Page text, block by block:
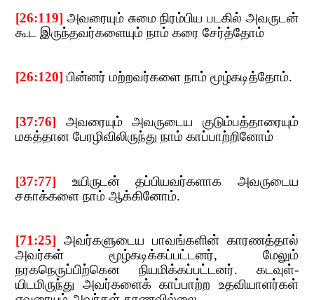
[26:119] ​​அவரையும் சுமை நிரம்பிய படகில் அவருடன்
கூட இருந்தவர்களையும் நாம் கரை சேர்த்தோம்
[26:120]​​பின்னர் மற்றவர்களை நாம் மூழ்கடித்தோம்.
[37:76]
அவரையும் அவருடைய குடும்பத்தாரையும்
மகத்தான பேரழிவிலிருந்து நாம் காப்பாற்றினோம்
[37:77]
உயிருடன் தப்பியவர்களாக அவருடைய
சகாக்களை நாம் ஆக்கினோம்.
[71:25] ​​அவர்களுடைய பாவங்களின் காரணத்தால்
அவர்கள் மூழ்கடிக்கப்பட்டனர்,​​ மேலும்
நரகநெருப்பிற்கென நியமிக்கப்பட்டனர். கடவுள்-
யிடமிருந்து அவர்களைக் காப்பாற்ற உதவியாளர்கள்